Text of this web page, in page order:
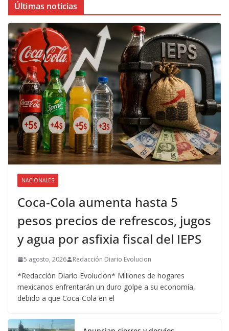
Últimas noticias
NACIONALES
Coca-Cola aumenta hasta 5
pesos precios de refrescos, jugos
y agua por asfixia fiscal del IEPS
5 agosto, 2026 Redacción Diario Evolucion
*Redacción Diario Evolución* Millones de hogares
mexicanos enfrentarán un duro golpe a su economía,
debido a que Coca-Cola en el